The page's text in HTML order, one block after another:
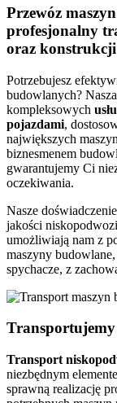
Przewóz
profesjonalny
oraz konstrukcji
Potrzebujesz
budowlanych?
kompleksowych
pojazdami,
największych
biznesmenem
gwarantujemy Ci
oczekiwania.
Nasze
jakości
umożliwiają nam z
maszyny
spychacze, z
Transport
niezbędnym
sprawną realizację